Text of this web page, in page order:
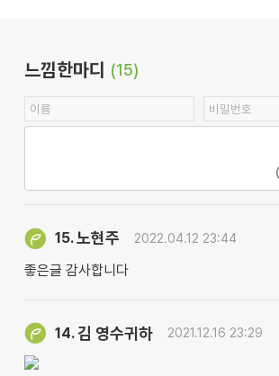
느낌한마디 (15)
15.노현주 2022.04.12 23:44
좋은글 감사합니다
14.김 영수귀하 2021.12.16 23:29